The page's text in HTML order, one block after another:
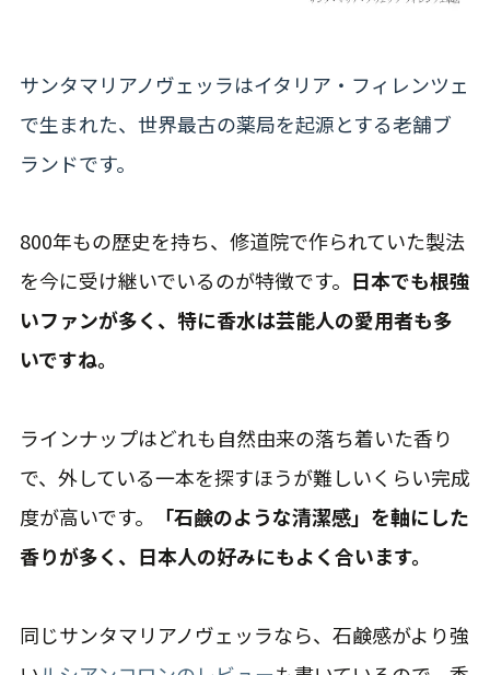
サンタマリアノヴェッラはイタリア・フィレンツェ
で生まれた、世界最古の薬局を起源とする老舗ブ
ランドです。
800年もの歴史を持ち、修道院で作られていた製法
を今に受け継いでいるのが特徴です。 日本でも根強
いファンが多く、特に香水は芸能人の愛用者も多
いですね。
ラインナップはどれも自然由来の落ち着いた香り
で、外している一本を探すほうが難しいくらい完成
度が高いです。
「石鹸のような清潔感」を軸にした
香りが多く、日本人の好みにもよく合います。
同じサンタマリアノヴェッラなら、石鹸感がより強